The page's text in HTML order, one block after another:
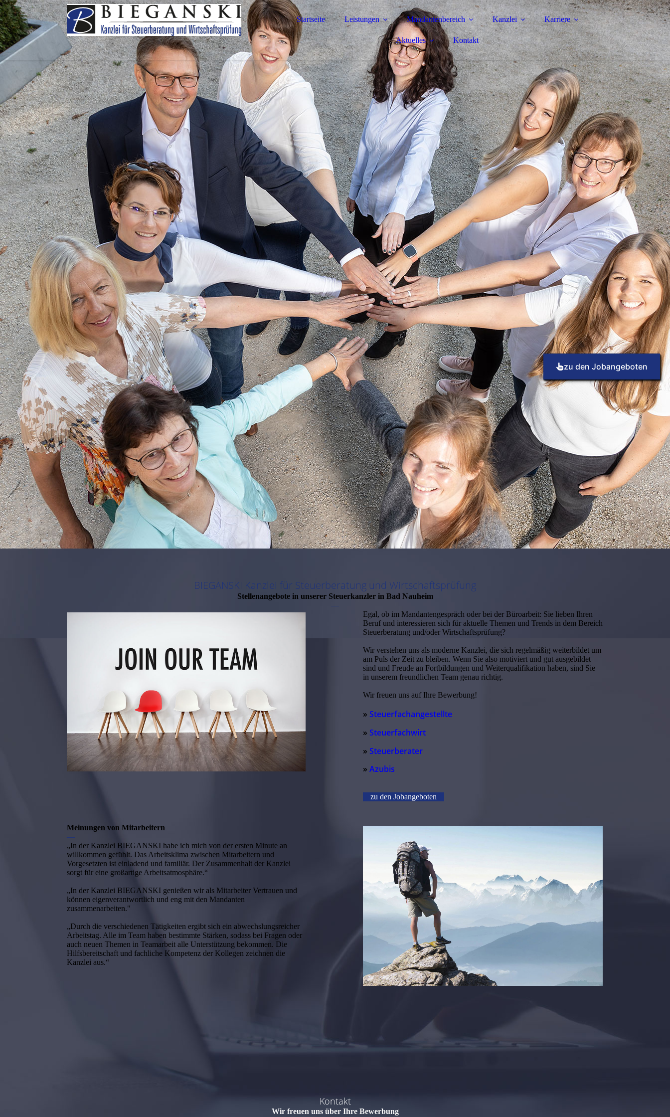
Startseite Leistungen Mandantenbereich Kanzlei Karriere
Aktuelles Kontakt
BIEGANSKI Kanzlei für Steuerberatung und Wirtschaftsprüfung
Stellenangebote in unserer Steuerkanzler in Bad Nauheim
—
Egal, ob im Mandantengespräch oder bei der Büroarbeit: Sie lieben Ihren
Beruf und interessieren sich für aktuelle Themen und Trends in dem Bereich
Steuerberatung und/oder Wirtschaftsprüfung?
Wir verstehen uns als moderne Kanzlei, die sich regelmäßig weiterbildet um
am Puls der Zeit zu bleiben. Wenn Sie also motiviert und gut ausgebildet
sind und Freude an Fortbildungen und Weiterqualifikation haben, sind Sie
in unserem freundlichen Team genau richtig.
Wir freuen uns auf Ihre Bewerbung!
»Steuerfachangestellte
»Steuerfachwirt
»Steuerberater
»Azubis
zu den Jobangeboten
Meinungen von Mitarbeitern
—
„In der Kanzlei BIEGANSKI habe ich mich von der ersten Minute an
willkommen gefühlt. Das Arbeitsklima zwischen Mitarbeitern und
Vorgesetzten ist einladend und familiär. Der Zusammenhalt der Kanzlei
sorgt für eine großartige Arbeitsatmosphäre.“
„In der Kanzlei BIEGANSKI genießen wir als Mitarbeiter Vertrauen und
können eigenverantwortlich und eng mit den Mandanten
zusammenarbeiten."
„Durch die verschiedenen Tätigkeiten ergibt sich ein abwechslungsreicher
Arbeitstag. Alle im Team haben bestimmte Stärken, sodass bei Fragen oder
auch neuen Themen in Teamarbeit alle Unterstützung bekommen. Die
Hilfsbereitschaft und fachliche Kompetenz der Kollegen zeichnen die
Kanzlei aus.“
Kontakt
Wir freuen uns über Ihre Bewerbung
zu den Jobangeboten